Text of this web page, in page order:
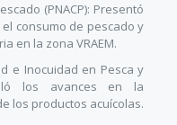
(PNACP): Presentó
consumo de pescado y
en la zona VRAEM.
e Inocuidad en Pesca y
los avances en la
los productos acuícolas.